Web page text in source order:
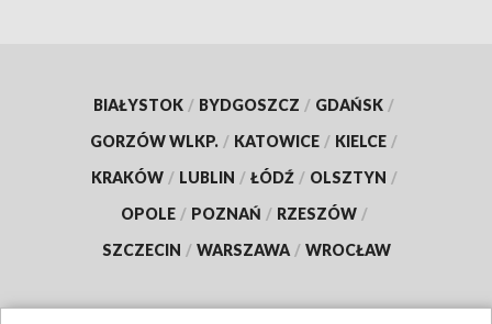
BIAŁYSTOK / BYDGOSZCZ / GDAŃSK /
GORZÓW WLKP. / KATOWICE / KIELCE /
KRAKÓW / LUBLIN / ŁÓDŹ / OLSZTYN /
OPOLE / POZNAŃ / RZESZÓW /
SZCZECIN / WARSZAWA / WROCŁAW